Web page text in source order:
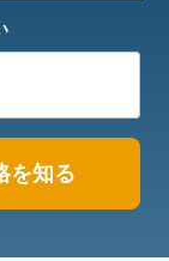
を知る